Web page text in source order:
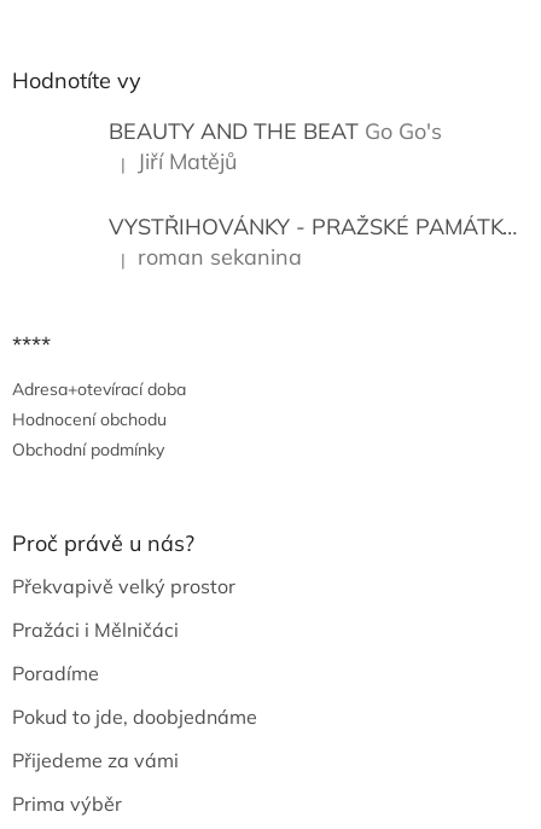
Hodnotíte vy
BEAUTY AND THE BEAT Go Go's
Hodnocení produktu je 5 z 5 hvězdiček.
| Jiří Matějů
VYSTŘIHOVÁNKY - PRAŽSKÉ PAMÁTKY
Hodnocení produktu je 5 z 5 hvězdiček.
| roman sekanina
****
Adresa+otevírací doba
Hodnocení obchodu
Obchodní podmínky
Proč právě u nás?
Překvapivě velký prostor
Pražáci i Mělničáci
Poradíme
Pokud to jde, doobjednáme
Přijedeme za vámi
Prima výběr